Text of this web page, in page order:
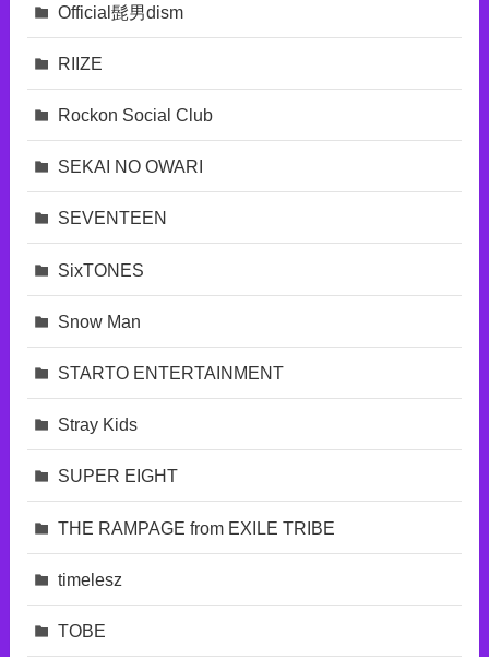
Official髭男dism
RIIZE
Rockon Social Club
SEKAI NO OWARI
SEVENTEEN
SixTONES
Snow Man
STARTO ENTERTAINMENT
Stray Kids
SUPER EIGHT
THE RAMPAGE from EXILE TRIBE
timelesz
TOBE